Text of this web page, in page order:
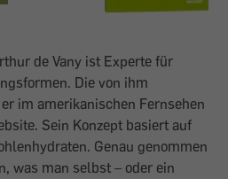
de Vany ist Experte für
Die von ihm
im amerikanischen Fernsehen
Sein Konzept basiert auf
Genau genommen
was man selbst – oder ein